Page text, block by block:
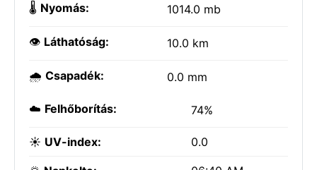
🌡️ Nyomás: 1014.0 mb
👁️ Láthatóság: 10.0 km
🌧️ Csapadék: 0.0 mm
☁️ Felhőborítás: 74%
☀️ UV-index: 0.0